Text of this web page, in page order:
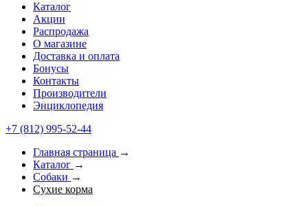
Каталог
Акции
Распродажа
О магазине
Доставка и оплата
Бонусы
Контакты
Производители
Энциклопедия
+7 (812) 995-52-44
Главная страница →
Каталог →
Собаки →
Сухие корма